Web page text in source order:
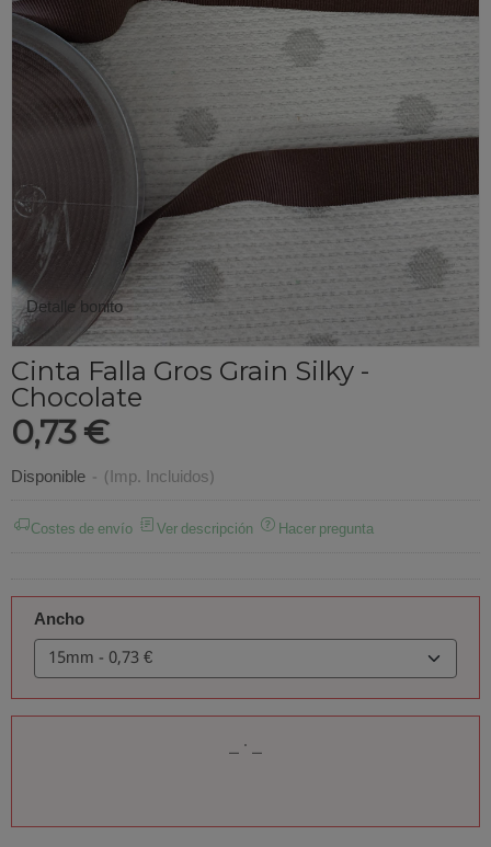
Detalle bonito
Cinta Falla Gros Grain Silky -
Chocolate
0,73 €
Disponible - (Imp. Incluidos)
Costes de envío Ver descripción Hacer pregunta
Ancho